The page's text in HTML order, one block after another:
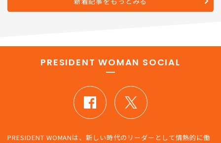
PRESIDENT WOMAN SOCIAL
PRESIDENT WOMANは、新しい時代のリーダーとして情熱的に働